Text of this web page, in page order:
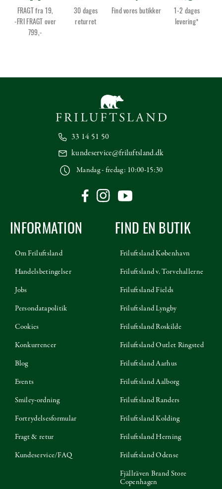
FRAGT fra 19,
-FRI FRAGT over
799,-
30 dages
returret
Find vores butikker
1-2 dages
levering*
33 14 51 50
kundeservice@friluftsland.dk
Mandag - fredag: 10:00-15:30
INFORMATION
Om Friluftsland
Handelsbetingelser
Jobs
Persondatapolitik
Cookies
Konkurrencer
Blog
Events
Smiley-ordning
Fortrydelsesformular
Fragt & retur
Kundeservice/FAQ
FIND EN BUTIK
Friluftsland København
Friluftsland v. Torvehallerne
Friluftsland Fields
Friluftsland Lyngby
Friluftsland Roskilde
Friluftsland Outlet Ringsted
Friluftsland Aarhus
Friluftsland Aalborg
Friluftsland Randers
Friluftsland Kolding
Friluftsland Herning
Friluftsland Odense
Fjällräven Brand Store
Copenhagen